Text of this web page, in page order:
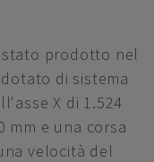
stato prodotto nel
di sistema
X di 1.524
mm e una corsa
velocità del